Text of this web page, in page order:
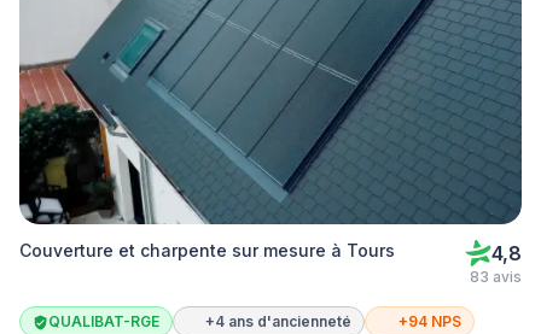
Couverture et charpente sur mesure à Tours 4,8
83 avis
QUALIBAT-RGE +4 ans d'ancienneté +94 NPS